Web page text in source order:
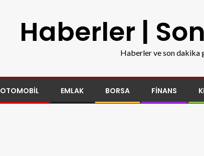
Haberler |
Haberler ve son dakika
OTOMOBIL EMLAK BORSA FINANS